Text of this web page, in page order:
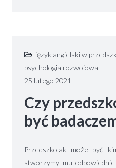
język angielski w
psychologia rozwojowa
25 lutego 2021
Czy
być
Przedszkolak może być
stworzymy mu